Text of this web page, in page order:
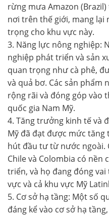
rừng mưa Amazon
nơi trên thế giới, mang lại
trọng cho khu vực này.
3. Năng lực nông nghiệp:
nghiệp phát triển và sản
quan trọng như cà phê,
và quả bơ. Các sản phẩm
rộng rãi và đóng góp vào
quốc gia Nam Mỹ.
4. Tăng trưởng kinh tế và
Mỹ đã đạt được mức
hút đầu tư từ nước ngoài.
Chile và Colombia có nền
triển, và họ đang đóng
vực và cả khu vực Mỹ
5. Cơ sở hạ tầng: Một số
đáng kể vào cơ sở hạ